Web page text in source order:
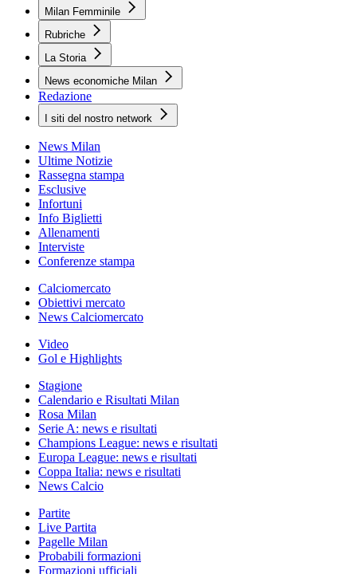
Milan Femminile
Rubriche
La Storia
News economiche Milan
Redazione
I siti del nostro network
News Milan
Ultime Notizie
Rassegna stampa
Esclusive
Infortuni
Info Biglietti
Allenamenti
Interviste
Conferenze stampa
Calciomercato
Obiettivi mercato
News Calciomercato
Video
Gol e Highlights
Stagione
Calendario e Risultati Milan
Rosa Milan
Serie A: news e risultati
Champions League: news e risultati
Europa League: news e risultati
Coppa Italia: news e risultati
News Calcio
Partite
Live Partita
Pagelle Milan
Probabili formazioni
Formazioni ufficiali